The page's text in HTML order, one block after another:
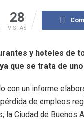
28
VISTAS
y hoteles de
que se trata de
con un informe
de empleos
la Ciudad de Buenos